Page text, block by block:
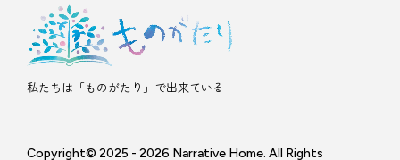
私たちは「ものがたり」で出来ている
Copyright© 2025 - 2026 Narrative Home. All Rights